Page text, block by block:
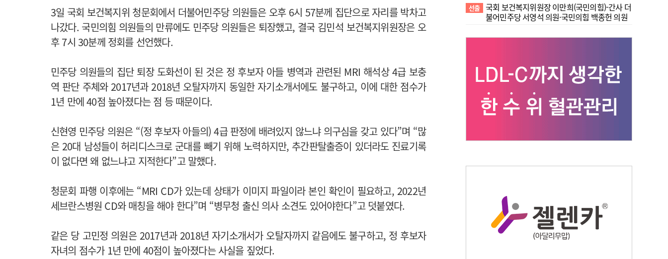
3일 국회 보건복지위 청문회에서 더불어민주당 의원들은 오후 6시 57분께 집단으로 자리를 박차고
나갔다. 국민의힘 의원들의 만류에도 민주당 의원들은 퇴장했고, 결국 김민석 보건복지위원장은 오
후 7시 30분께 정회를 선언했다.
민주당 의원들의 집단 퇴장 도화선이 된 것은 정 후보자 아들 병역과 관련된 MRI 해석상 4급 보충
역 판단 주체와 2017년과 2018년 오탈자까지 동일한 자기소개서에도 불구하고, 이에 대한 점수가
1년 만에 40점 높아졌다는 점 등 때문이다.
신현영 민주당 의원은 “(정 후보자 아들의) 4급 판정에 배려있지 않느냐 의구심을 갖고 있다”며 “많
은 20대 남성들이 허리디스크로 군대를 빼기 위해 노력하지만, 추간판탈출증이 있더라도 진료기록
이 없다면 왜 없느냐고 지적한다”고 말했다.
청문회 파행 이후에는 “MRI CD가 있는데 상태가 이미지 파일이라 본인 확인이 필요하고, 2022년
세브란스병원 CD와 매칭을 해야 한다”며 “병무청 출신 의사 소견도 있어야한다”고 덧붙였다.
같은 당 고민정 의원은 2017년과 2018년 자기소개서가 오탈자까지 같음에도 불구하고, 정 후보자
자녀의 점수가 1년 만에 40점이 높아졌다는 사실을 짚었다.
선출 국회 보건복지위원장 이만희(국민의힘)-간사 더
불어민주당 서영석 의원·국민의힘 백종헌 의원